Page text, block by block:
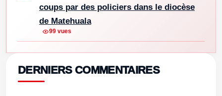
coups par des policiers dans le diocèse
de Matehuala
99 vues
DERNIERS COMMENTAIRES